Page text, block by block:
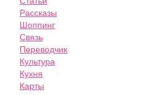
Рассказы
Шоппинг
Связь
Переводчик
Культура
Кухня
Карты